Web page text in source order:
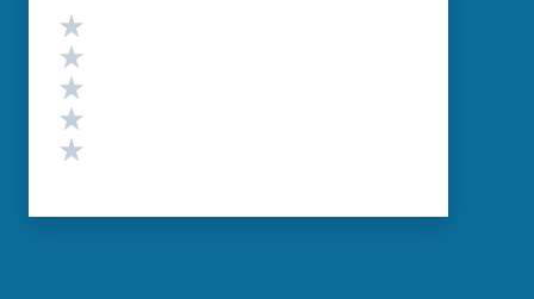
Valutazione